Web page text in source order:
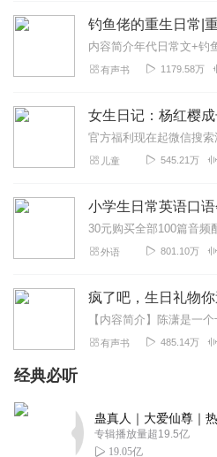
有声书 1179.58万
儿童 545.21万
小学生日常英语口
外语 801.10万
有声书 485.14万
经典必听
专辑播放量超19.5亿
19.05亿